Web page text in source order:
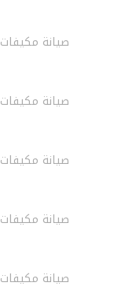
صيانة مكيفات
صيانة مكيفات
صيانة مكيفات
صيانة مكيفات
صيانة مكيفات